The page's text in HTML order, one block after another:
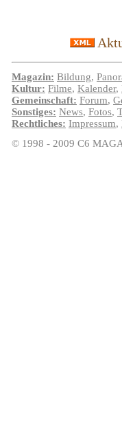
Magazin: Bildung,
Kultur: Filme, Kalender,
Gemeinschaft: Forum,
Sonstiges: News, Fotos,
Rechtliches: Impressum,
© 1998 - 2009 C6